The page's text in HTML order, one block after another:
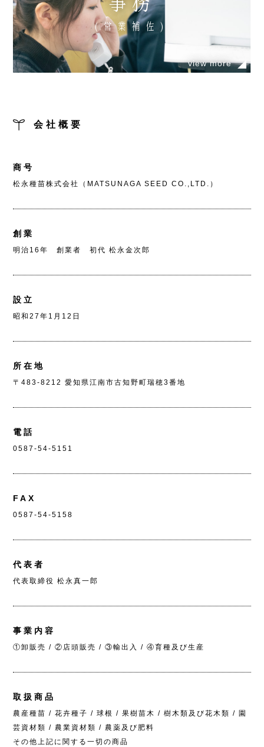
(営業補佐)
view more
会社概要
商号
松永種苗株式会社（MATSUNAGA SEED CO.,LTD.）
創業
明治16年 創業者 初代 松永金次郎
設立
昭和27年1月12日
所在地
〒483-8212 愛知県江南市古知野町瑞穂3番地
電話
0587-54-5151
FAX
0587-54-5158
代表者
代表取締役 松永真一郎
事業内容
①卸販売 / ②店頭販売 / ③輸出入 / ④育種及び生産
取扱商品
農産種苗 / 花卉種子 / 球根 / 果樹苗木 / 樹木類及び花木類 / 園
芸資材類 / 農業資材類 / 農薬及び肥料
その他上記に関する一切の商品